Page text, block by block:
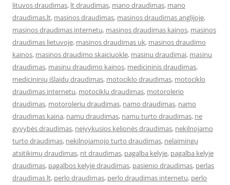
lituvos draudimas, lt draudimas, mano draudimas, mano
draudimas.lt, masinos draudimas, masinos draudimas anglijoje,
masinos draudimas internetu, masinos draudimas kainos, masinos
draudimas lietuvoje, masinos draudimas uk, masinos draudimo
kainos, masinos draudimo skaiciuokle, masinu draudimai, masinu
draudimas, masinu draudimo kainos, medicininis draudimas,
medicininių išlaidų draudimas, motociklo draudimas, motociklo
draudimas internetu, motociklu draudimas, motorolerio
draudimas, motoroleriu draudimas, namo draudimas, namo
draudimas kaina, namu draudimas, namu turto draudimas, ne
gyvybės draudimas, neįvykusios kelionės draudimas, nekilnojamo
turto draudimas, nekilnojamojo turto draudimas, nelaimingų
atsitikimų draudimas, nt draudimas, pagalba kelyje, pagalba kelyje
draudimas, pagalbos kelyje draudimas, pasienio draudimas, perlas
draudimas lt, perlo draudimas, perlo draudimas internetu, perlo